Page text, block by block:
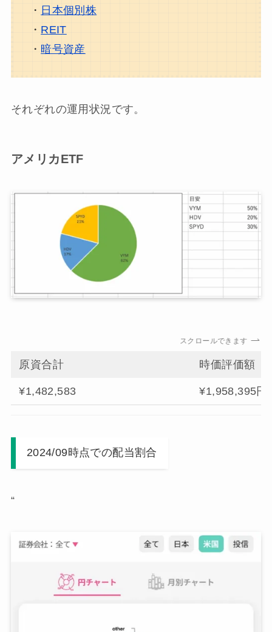
・ 日本個別株
・ REIT
・ 暗号資産
それぞれの運用状況です。
アメリカETF
スクロールできます
原資合計 時価評価額
¥1,482,583 ¥1,958,395円
2024/09時点での配当割合
“